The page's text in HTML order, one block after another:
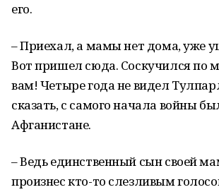
его.
– Приехал, а мамы нет дома, уже
Вот пришел сюда. Соскучился по
вам! Четыре года не видел
сказать, с самого начала войны
Афганистане.
– Ведь единственный сын своей
произнес кто-то слезливым